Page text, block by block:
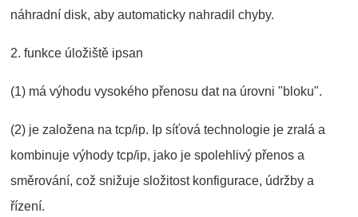
náhradní disk, aby automaticky nahradil chyby.
2. funkce úložiště ipsan
(1) má výhodu vysokého přenosu dat na úrovni "bloku".
(2) je založena na tcp/ip. Ip síťová technologie je zralá a
kombinuje výhody tcp/ip, jako je spolehlivý přenos a
směrování, což snižuje složitost konfigurace, údržby a
řízení.